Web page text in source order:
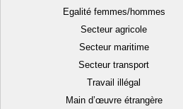
Egalité femmes/hommes
Secteur agricole
Secteur maritime
Secteur transport
Travail illégal
Main d’œuvre étrangère